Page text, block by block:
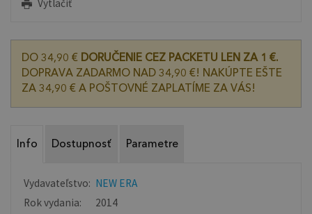
Vytlačiť
DO 34,90 € DORUČENIE CEZ PACKETU LEN ZA 1 €.
DOPRAVA ZADARMO NAD 34,90 €! NAKÚPTE EŠTE
ZA 34,90 € A POŠTOVNÉ ZAPLATÍME ZA VÁS!
Info Dostupnosť Parametre
Vydavateľstvo: NEW ERA
Rok vydania:
2014